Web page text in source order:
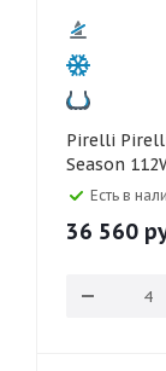
Pirelli Pirelli 295/40 R22 Scorpion Verde All
Season
Есть в
36 560